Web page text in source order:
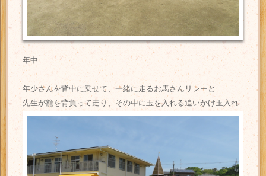
年中
年少さんを背中に乗せて、一緒に走るお馬さんリレーと
先生が籠を背負って走り、その中に玉を入れる追いかけ玉入れ